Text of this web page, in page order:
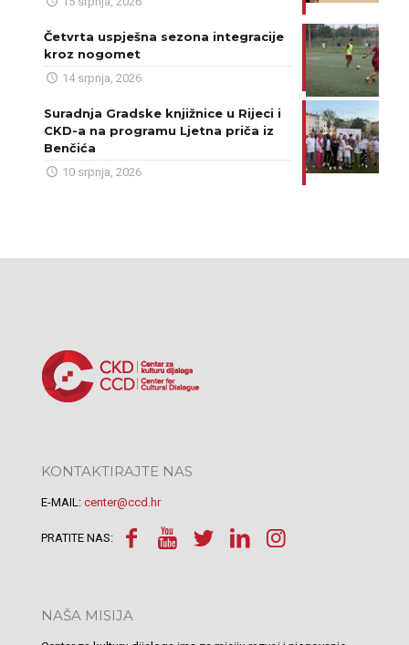
Četvrta uspješna sezona integracije
kroz nogomet
14 srpnja, 2026
Suradnja Gradske knjižnice u Rijeci i
CKD-a na programu Ljetna priča iz
Benčića
10 srpnja, 2026
KONTAKTIRAJTE NAS
E-MAIL: center@ccd.hr
PRATITE NAS:
NAŠA MISIJA